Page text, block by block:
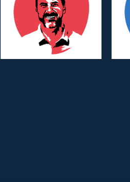
Membre d’Honneur
Team Program